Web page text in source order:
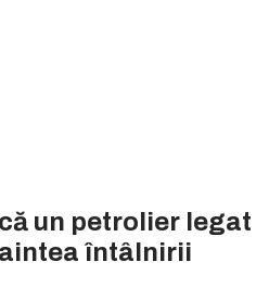
un petrolier legat
întâlnirii